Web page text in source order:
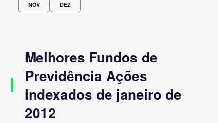
NOV DEZ
Melhores Fundos de
Previdência Ações
Indexados de janeiro de
2012